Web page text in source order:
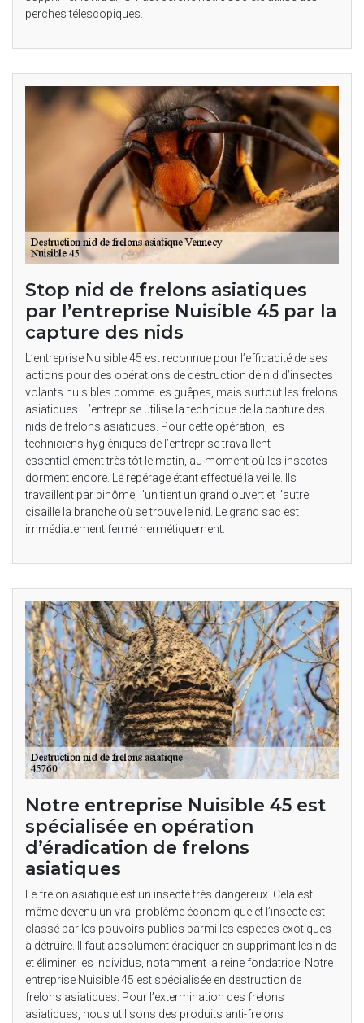
perches télescopiques.
Stop nid de frelons asiatiques
par l’entreprise Nuisible 45 par la
capture des nids
L’entreprise Nuisible 45 est reconnue pour l’efficacité de ses
actions pour des opérations de destruction de nid d’insectes
volants nuisibles comme les guêpes, mais surtout les frelons
asiatiques. L’entreprise utilise la technique de la capture des
nids de frelons asiatiques. Pour cette opération, les
techniciens hygiéniques de l’entreprise travaillent
essentiellement très tôt le matin, au moment où les insectes
dorment encore. Le repérage étant effectué la veille. Ils
travaillent par binôme, l'un tient un grand ouvert et l’autre
cisaille la branche où se trouve le nid. Le grand sac est
immédiatement fermé hermétiquement.
Notre entreprise Nuisible 45 est
spécialisée en opération
d’éradication de frelons
asiatiques
Le frelon asiatique est un insecte très dangereux. Cela est
même devenu un vrai problème économique et l’insecte est
classé par les pouvoirs publics parmi les espèces exotiques
à détruire. Il faut absolument éradiquer en supprimant les nids
et éliminer les individus, notamment la reine fondatrice. Notre
entreprise Nuisible 45 est spécialisée en destruction de
frelons asiatiques. Pour l’extermination des frelons
asiatiques, nous utilisons des produits anti-frelons